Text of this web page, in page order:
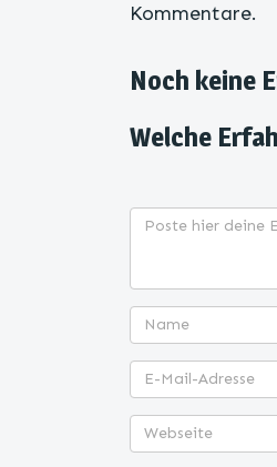
Kommentare.
Noch keine
Welche